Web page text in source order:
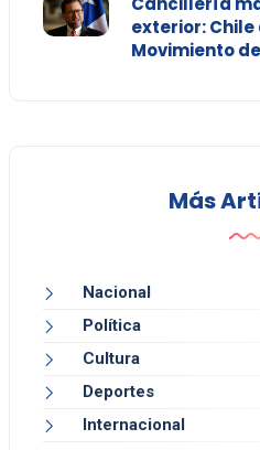
exterior:
Movimiento
Más
Nacional
Política
Cultura
Deportes
Internacional